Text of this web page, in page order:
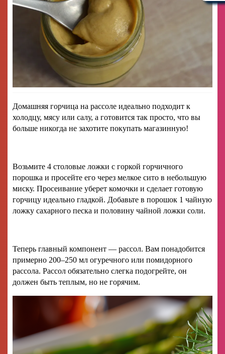
Домашняя горчица на рассоле идеально подходит к
холодцу, мясу или салу, а готовится так просто, что вы
больше никогда не захотите покупать магазинную!
Возьмите 4 столовые ложки с горкой горчичного
порошка и просейте его через мелкое сито в небольшую
миску. Просеивание уберет комочки и сделает готовую
горчицу идеально гладкой. Добавьте в порошок 1 чайную
ложку сахарного песка и половину чайной ложки соли.
Теперь главный компонент — рассол. Вам понадобится
примерно 200–250 мл огуречного или помидорного
рассола. Рассол обязательно слегка подогрейте, он
должен быть теплым, но не горячим.